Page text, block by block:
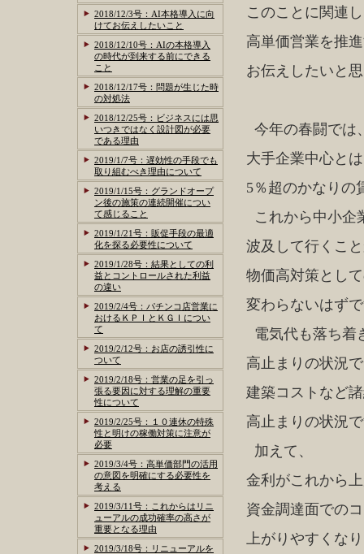
このことに関連
高単価営業を推
お伝えしたいと
今年の春闘では
大手企業中心と
5％超のかなりの
これから中小企
波及して行くこ
物価高対策とし
変わらないはず
電気代も落ち着
高止まりの状況
建築コストなど
高止まりの状況
加えて、
金利がこれから
資金調達面での
上がりやすくな
2018/12/3号：AI本格導入に向
けてお伝えしたいこと
2018/12/10号：AIの本格導入
の時代が到来する前にできる
こと
2018/12/17号：問題が生じた時
の対処法
2018/12/25号：ビジネスには思
いつきではなく設計図が必要
である理由
2019/1/7号：遅効性の手段でも
取り組むべき理由について
2019/1/15号：グランドオープ
ン後の施策の連続開催につい
て感じること
2019/1/21号：販促手段の最適
化を探る必要性について
2019/1/28号：結果としての利
益とコントロールされた利益
の違い
2019/2/4号：パチンコ店営業に
おけるＫＰＩとＫＧＩについ
て
2019/2/12号：お店の誘引性に
ついて
2019/2/18号：営業の足を引っ
張る要因に対する理解の重要
性について
2019/2/25号：１０連休の特殊
性と明けの稼働対策に注意が
必要
2019/3/4号：高単価部門の活用
の意図を明確にする必要性を
考える
2019/3/11号：これからはリニ
ューアルの成功確率の高さが
重要となる理由
2019/3/18号：リニューアルを